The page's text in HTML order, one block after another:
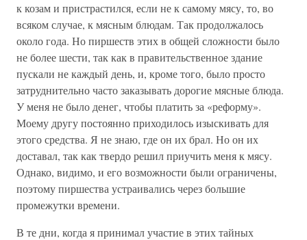
к козам и пристрастился, если не к самому мясу, то, во
всяком случае, к мясным блюдам. Так продолжалось
около года. Но пиршеств этих в общей сложности было
не более шести, так как в правительственное здание
пускали не каждый день, и, кроме того, было просто
затруднительно часто заказывать дорогие мясные блюда.
У меня не было денег, чтобы платить за «реформу».
Моему другу постоянно приходилось изыскивать для
этого средства. Я не знаю, где он их брал. Но он их
доставал, так как твердо решил приучить меня к мясу.
Однако, видимо, и его возможности были ограничены,
поэтому пиршества устраивались через большие
промежутки времени.
В те дни, когда я принимал участие в этих тайных